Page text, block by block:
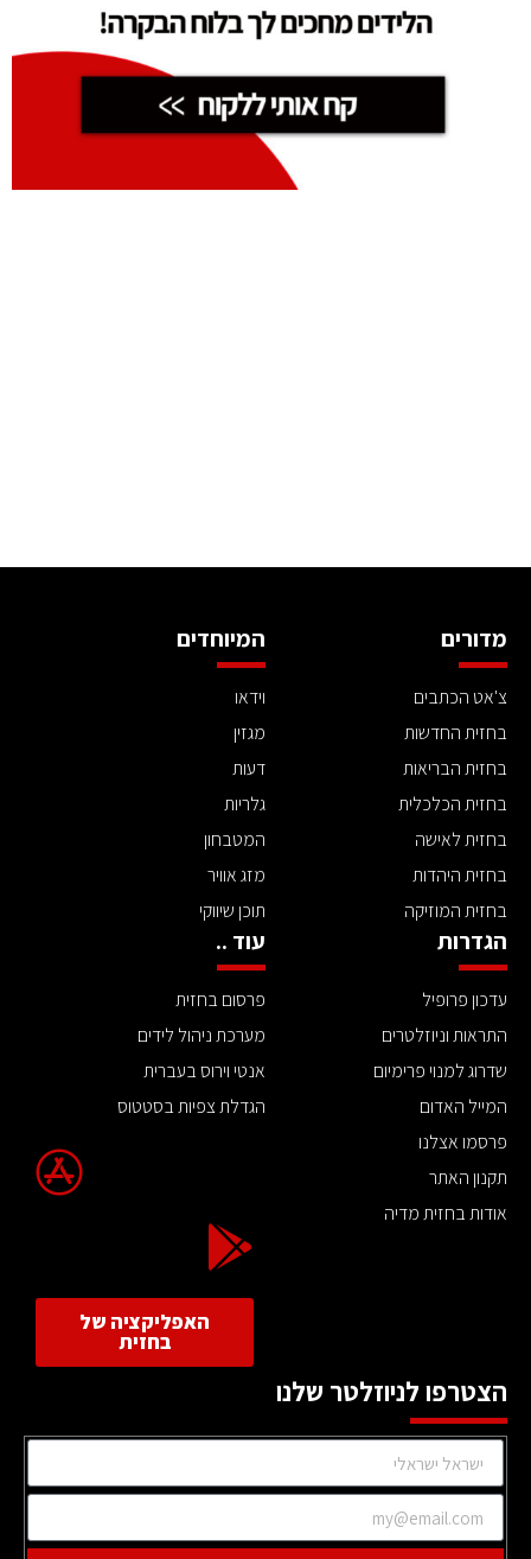
מדורים
צ'אט הכתבים
בחזית החדשות
בחזית הבריאות
בחזית הכלכלית
בחזית לאישה
בחזית היהדות
בחזית המוזיקה
המיוחדים
וידאו
מגזין
דעות
גלריות
המטבחון
מזג אוויר
תוכן שיווקי
הגדרות
עדכון פרופיל
התראות וניוזלטרים
שדרוג למנוי פרימיום
המייל האדום
פרסמו אצלנו
תקנון האתר
אודות בחזית מדיה
עוד ..
פרסום בחזית
מערכת ניהול לידים
אנטי וירוס בעברית
הגדלת צפיות בסטטוס
האפליקציה של
בחזית
הצטרפו לניוזלטר שלנו